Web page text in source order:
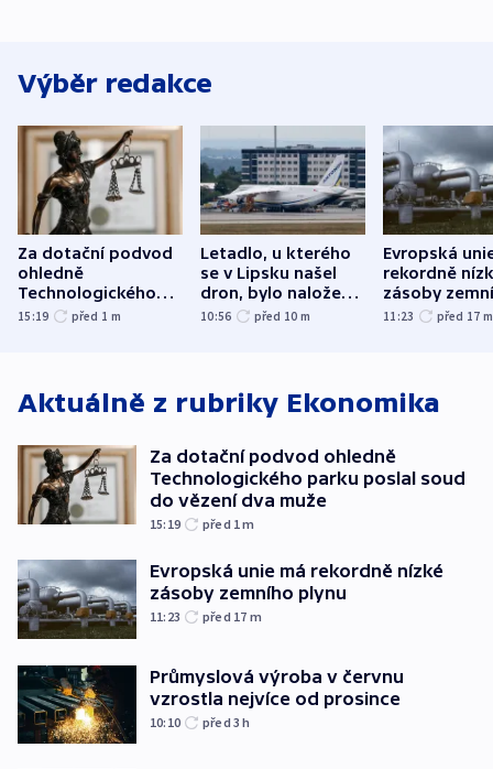
Výběr redakce
Za dotační podvod
ohledně
Technologického
parku poslal soud
15:19 před 1 m
Letadlo, u kterého
se v Lipsku našel
dron, bylo naložené
municí, píší média
10:56 před 10 m
Evropská
rekordně
zásoby
plynu
11:23 před 17 m
Aktuálně z rubriky Ekonomika
Za dotační podvod ohledně
Technologického parku poslal soud
do vězení dva muže
15:19 před 1m
Evropská unie má rekordně nízké
zásoby zemního plynu
11:23 před 17 m
Průmyslová výroba v červnu
vzrostla nejvíce od prosince
10:10 před 3h